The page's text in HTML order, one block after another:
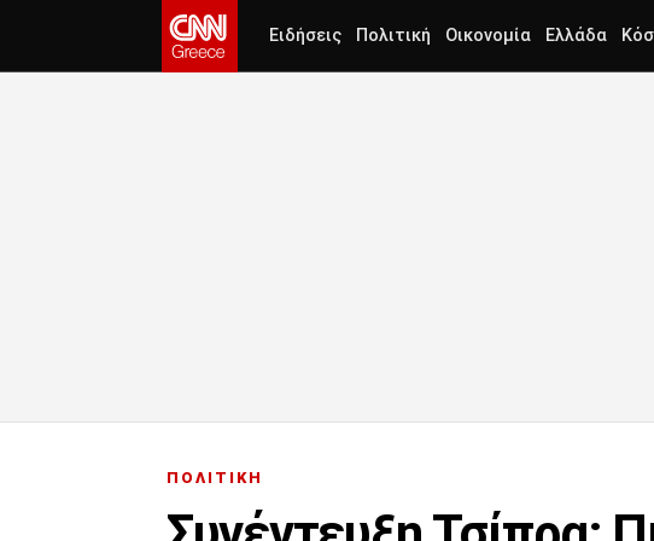
Ειδήσεις Πολιτική Οικονομία Ελλάδα
ΠΟΛΙΤΙΚΗ